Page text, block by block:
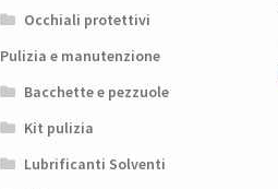
Occhiali protettivi
Pulizia e manutenzione
Bacchette e pezzuole
Kit pulizia
Lubrificanti Solventi